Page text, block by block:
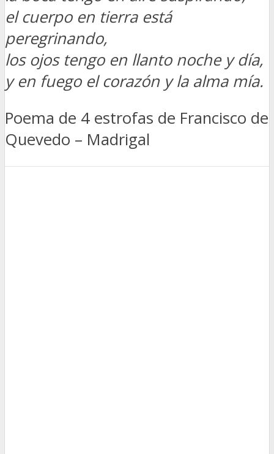
el cuerpo en tierra está
peregrinando,
los ojos tengo en llanto noche y día,
y en fuego el corazón y la alma mía.
Poema de 4 estrofas de Francisco de
Quevedo – Madrigal